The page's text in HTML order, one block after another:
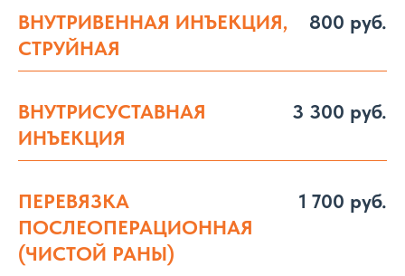
ВНУТРИВЕННАЯ ИНЪЕКЦИЯ,
СТРУЙНАЯ
800 руб.
ВНУТРИСУСТАВНАЯ
ИНЪЕКЦИЯ
3 300 руб.
ПЕРЕВЯЗКА
ПОСЛЕОПЕРАЦИОННАЯ
(ЧИСТОЙ РАНЫ)
1 700 руб.